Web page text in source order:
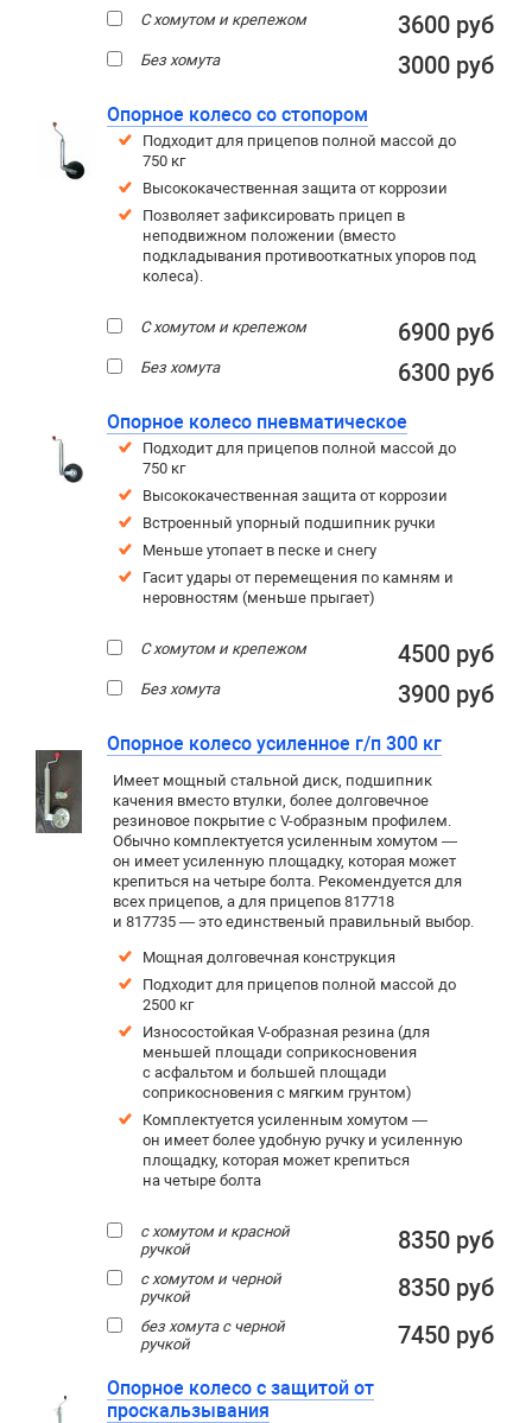
С хомутом и крепежом 3600 руб
Без хомута 3000 руб
Опорное колесо со стопором
Подходит для прицепов полной массой до
750 кг
Высококачественная защита от коррозии
Позволяет зафиксировать прицеп в
неподвижном положении (вместо
подкладывания противооткатных упоров под
колеса).
С хомутом и крепежом 6900 руб
Без хомута 6300 руб
Опорное колесо пневматическое
Подходит для прицепов полной массой до
750 кг
Высококачественная защита от коррозии
Встроенный упорный подшипник ручки
Меньше утопает в песке и снегу
Гасит удары от перемещения по камням и
неровностям (меньше прыгает)
С хомутом и крепежом 4500 руб
Без хомута 3900 руб
Опорное колесо усиленное г/п 300 кг
Имеет мощный стальной диск, подшипник
качения вместо втулки, более долговечное
резиновое покрытие c V-образным профилем.
Обычно комплектуется усиленным хомутом —
он имеет усиленную площадку, которая может
крепиться на четыре болта. Рекомендуется для
всех прицепов, а для прицепов 817718
и 817735 — это единственый правильный выбор.
Мощная долговечная конструкция
Подходит для прицепов полной массой до
2500 кг
Износостойкая V-образная резина (для
меньшей площади соприкосновения
с асфальтом и большей площади
соприкосновения с мягким грунтом)
Комплектуется усиленным хомутом —
он имеет более удобную ручку и усиленную
площадку, которая может крепиться
на четыре болта
с хомутом и красной
ручкой
8350 руб
с хомутом и черной
ручкой
8350 руб
без хомута с черной
ручкой
7450 руб
Опорное колесо с защитой от
проскальзывания